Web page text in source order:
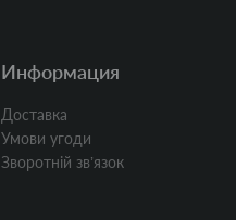
Информация
Доставка
Умови угоди
Зворотній звʼязок